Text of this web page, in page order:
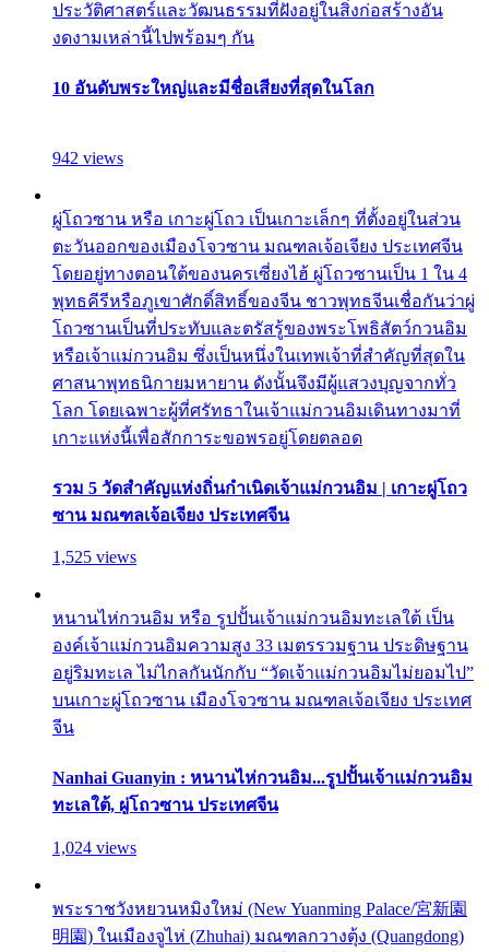
ประวัติศาสตร์และวัฒนธรรมที่ฝังอยู่ในสิ่งก่อสร้างอัน
งดงามเหล่านี้ไปพร้อมๆ กัน
10 อันดับพระใหญ่และมีชื่อเสียงที่สุดในโลก
942 views
ผู่โถวซาน หรือ เกาะผู่โถว เป็นเกาะเล็กๆ ที่ตั้งอยู่ในส่วน
ตะวันออกของเมืองโจวซาน มณฑลเจ้อเจียง ประเทศจีน
โดยอยู่ทางตอนใต้ของนครเซี่ยงไฮ้ ผู่โถวซานเป็น 1 ใน 4
พุทธคีรีหรือภูเขาศักดิ์สิทธิ์ของจีน ชาวพุทธจีนเชื่อกันว่าผู่
โถวซานเป็นที่ประทับและตรัสรู้ของพระโพธิสัตว์กวนอิม
หรือเจ้าแม่กวนอิม ซึ่งเป็นหนึ่งในเทพเจ้าที่สำคัญที่สุดใน
ศาสนาพุทธนิกายมหายาน ดังนั้นจึงมีผู้แสวงบุญจากทั่ว
โลก โดยเฉพาะผู้ที่ศรัทธาในเจ้าแม่กวนอิมเดินทางมาที่
เกาะแห่งนี้เพื่อสักการะขอพรอยู่โดยตลอด
รวม 5 วัดสำคัญแห่งถิ่นกำเนิดเจ้าแม่กวนอิม | เกาะผู่โถว
ซาน มณฑลเจ้อเจียง ประเทศจีน
1,525 views
หนานไห่กวนอิม หรือ รูปปั้นเจ้าแม่กวนอิมทะเลใต้ เป็น
องค์เจ้าแม่กวนอิมความสูง 33 เมตรรวมฐาน ประดิษฐาน
อยู่ริมทะเล ไม่ไกลกันนักกับ “วัดเจ้าแม่กวนอิมไม่ยอมไป”
บนเกาะผู่โถวซาน เมืองโจวซาน มณฑลเจ้อเจียง ประเทศ
จีน
Nanhai Guanyin : หนานไห่กวนอิม...รูปปั้นเจ้าแม่กวนอิม
ทะเลใต้, ผู่โถวซาน ประเทศจีน
1,024 views
พระราชวังหยวนหมิงใหม่ (New Yuanming Palace/宮新園
明園) ในเมืองจูไห่ (Zhuhai) มณฑลกวางตุ้ง (Quangdong)